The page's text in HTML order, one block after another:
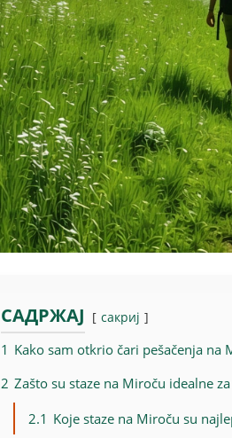
САДРЖАЈ сакриј
1 Kako sam otkrio čari pešačenja na
2 Zašto su staze na Miroču idealne
2.1 Koje staze na Miroču su